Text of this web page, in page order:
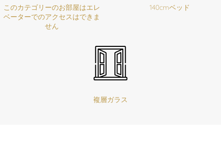
このカテゴリーのお部屋はエレ
ベーターでのアクセスはできま
せん
140cmベッド
複層ガラス